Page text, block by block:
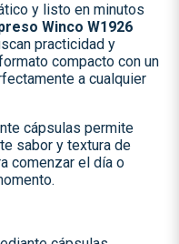
y listo en minutos
Winco W1926
practicidad y
compacto con un
a cualquier
cápsulas permite
sabor y textura de
comenzar el día o